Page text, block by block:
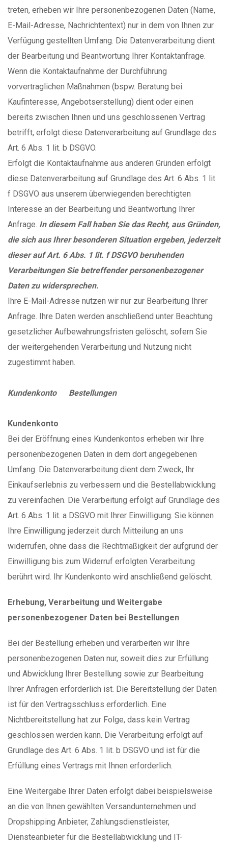
treten, erheben wir Ihre personenbezogenen Daten (Name,
E-Mail-Adresse, Nachrichtentext) nur in dem von Ihnen zur
Verfügung gestellten Umfang. Die Datenverarbeitung dient
der Bearbeitung und Beantwortung Ihrer Kontaktanfrage.
Wenn die Kontaktaufnahme der Durchführung
vorvertraglichen Maßnahmen (bspw. Beratung bei
Kaufinteresse, Angebotserstellung) dient oder einen
bereits zwischen Ihnen und uns geschlossenen Vertrag
betrifft, erfolgt diese Datenverarbeitung auf Grundlage des
Art. 6 Abs. 1 lit. b DSGVO.
Erfolgt die Kontaktaufnahme aus anderen Gründen erfolgt
diese Datenverarbeitung auf Grundlage des Art. 6 Abs. 1 lit.
f DSGVO aus unserem überwiegenden berechtigten
Interesse an der Bearbeitung und Beantwortung Ihrer
Anfrage. In diesem Fall haben Sie das Recht, aus Gründen,
die sich aus Ihrer besonderen Situation ergeben, jederzeit
dieser auf Art. 6 Abs. 1 lit. f DSGVO beruhenden
Verarbeitungen Sie betreffender personenbezogener
Daten zu widersprechen.
Ihre E-Mail-Adresse nutzen wir nur zur Bearbeitung Ihrer
Anfrage. Ihre Daten werden anschließend unter Beachtung
gesetzlicher Aufbewahrungsfristen gelöscht, sofern Sie
der weitergehenden Verarbeitung und Nutzung nicht
zugestimmt haben.
Kundenkonto Bestellungen
Kundenkonto
Bei der Eröffnung eines Kundenkontos erheben wir Ihre
personenbezogenen Daten in dem dort angegebenen
Umfang. Die Datenverarbeitung dient dem Zweck, Ihr
Einkaufserlebnis zu verbessern und die Bestellabwicklung
zu vereinfachen. Die Verarbeitung erfolgt auf Grundlage des
Art. 6 Abs. 1 lit. a DSGVO mit Ihrer Einwilligung. Sie können
Ihre Einwilligung jederzeit durch Mitteilung an uns
widerrufen, ohne dass die Rechtmäßigkeit der aufgrund der
Einwilligung bis zum Widerruf erfolgten Verarbeitung
berührt wird. Ihr Kundenkonto wird anschließend gelöscht.
Erhebung, Verarbeitung und Weitergabe
personenbezogener Daten bei Bestellungen
Bei der Bestellung erheben und verarbeiten wir Ihre
personenbezogenen Daten nur, soweit dies zur Erfüllung
und Abwicklung Ihrer Bestellung sowie zur Bearbeitung
Ihrer Anfragen erforderlich ist. Die Bereitstellung der Daten
ist für den Vertragsschluss erforderlich. Eine
Nichtbereitstellung hat zur Folge, dass kein Vertrag
geschlossen werden kann. Die Verarbeitung erfolgt auf
Grundlage des Art. 6 Abs. 1 lit. b DSGVO und ist für die
Erfüllung eines Vertrags mit Ihnen erforderlich.
Eine Weitergabe Ihrer Daten erfolgt dabei beispielsweise
an die von Ihnen gewählten Versandunternehmen und
Dropshipping Anbieter, Zahlungsdienstleister,
Diensteanbieter für die Bestellabwicklung und IT-